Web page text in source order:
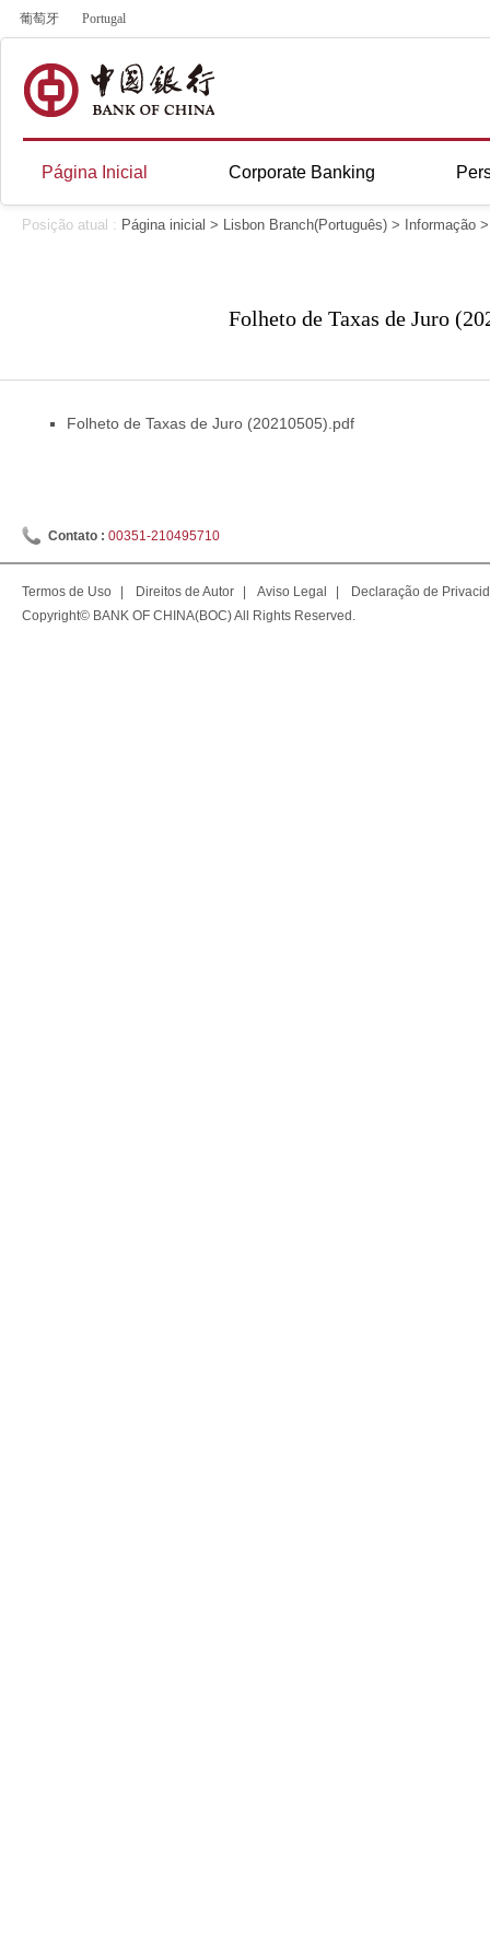
葡萄牙 Portugal
Página Inicial Corporate Banking
Posição atual : Página inicial > Lisbon Branch(Português) > Informação
Folheto de Taxas de Juro
Folheto de Taxas de Juro (20210505).pdf
Contato : 00351-210495710
Termos de Uso Direitos de Autor Aviso Legal
Declaração de
Copyright© BANK OF CHINA(BOC) All Rights Reserved.